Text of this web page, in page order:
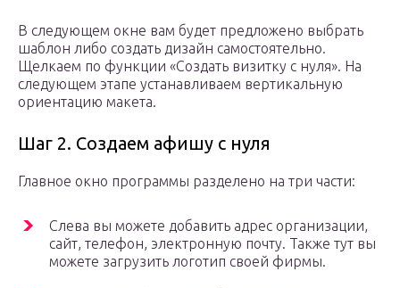
В следующем окне вам будет предложено выбрать
шаблон либо создать дизайн самостоятельно.
Щелкаем по функции «Создать визитку с нуля». На
следующем этапе устанавливаем вертикальную
ориентацию макета.
Шаг 2. Создаем афишу с нуля
Главное окно программы разделено на три части:
Слева вы можете добавить адрес организации,
сайт, телефон, электронную почту. Также тут вы
можете загрузить логотип своей фирмы.